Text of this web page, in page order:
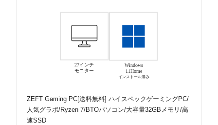
27インチ
モニター
Windows
11Home
インストール済み
ZEFT Gaming PC[送料無料] ハイスペックゲーミングPC/
人気グラボ/Ryzen 7/BTOパソコン/大容量32GBメモリ/高
速SSD